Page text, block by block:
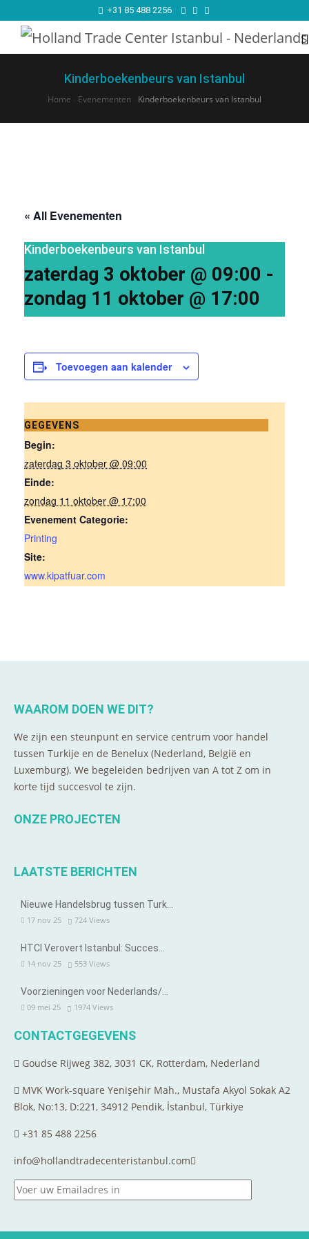
+31 85 488 2256
Kinderboekenbeurs van Istanbul
Home Evenementen Kinderboekenbeurs van Istanbul
« All Evenementen
Kinderboekenbeurs van Istanbul
zaterdag 3 oktober @ 09:00 -
zondag 11 oktober @ 17:00
Toevoegen aan kalender
GEGEVENS
Begin:
zaterdag 3 oktober @ 09:00
Einde:
zondag 11 oktober @ 17:00
Evenement Categorie:
Printing
Site:
www.kipatfuar.com
WAAROM DOEN WE DIT?
We zijn een steunpunt en service centrum voor handel
tussen Turkije en de Benelux (Nederland, België en
Luxemburg). We begeleiden bedrijven van A tot Z om in
korte tijd succesvol te zijn.
ONZE PROJECTEN
LAATSTE BERICHTEN
Nieuwe Handelsbrug tussen Turk…
17 nov 25 724 Views
HTCI Verovert Istanbul: Succes…
14 nov 25 553 Views
Voorzieningen voor Nederlands/…
09 mei 25 1974 Views
CONTACTGEGEVENS
Goudse Rijweg 382, 3031 CK, Rotterdam, Nederland
MVK Work-square Yenişehir Mah., Mustafa Akyol Sokak A2
Blok, No:13, D:221, 34912 Pendik, İstanbul, Türkiye
+31 85 488 2256
info@hollandtradecenteristanbul.com